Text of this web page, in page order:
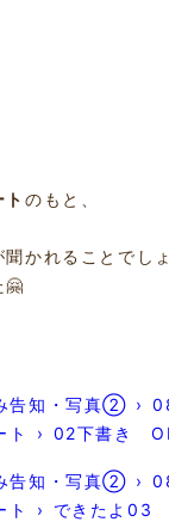
トのもと、
かれることでし
🤗